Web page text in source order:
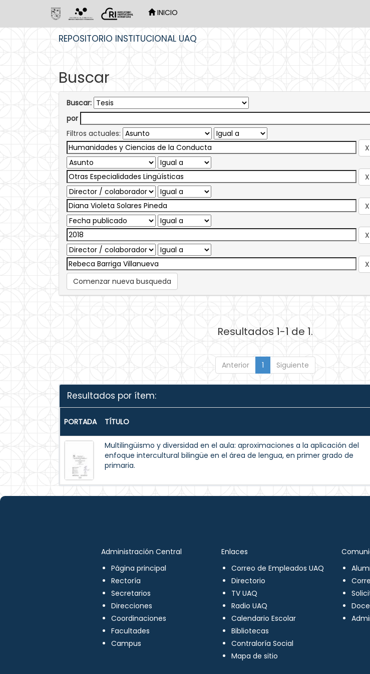
INICIO
REPOSITORIO INSTITUCIONAL UAQ
Buscar
Buscar:
por
Filtros actuales:
Comenzar nueva busqueda
Resultados 1-1 de 1.
Anterior 1 Siguiente
Resultados por ítem:
PORTADA TÍTULO
Multilingüismo y diversidad en el aula: aproximaciones a la aplicación del
enfoque intercultural bilingüe en el área de lengua, en primer grado de
primaria.
Administración Central
Página principal
Rectoría
Secretarios
Direcciones
Coordinaciones
Facultades
Campus
Enlaces
Correo de Empleados UAQ
Directorio
TV UAQ
Radio UAQ
Calendario Escolar
Bibliotecas
Contraloría Social
Mapa de sitio